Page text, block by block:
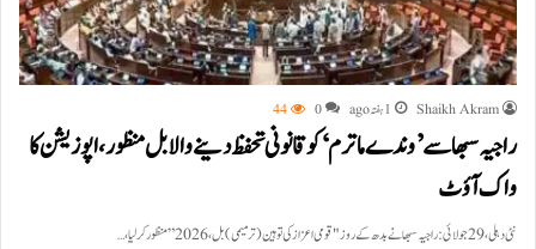
Shaikh Akram 1 ہفتہ ago 0
44
راجیہ سبھا سے ’وندے ماترم‘ کو قانونی تحفظ دینے والا بل منظور، اپوزیشن کا
واک آؤٹ
نئی دہلی، 29 جولائی: راجیہ سبھا نے بدھ کے روز "قومی اعزاز کی توہین (ترمیمی) بل، 2026” منظور کر لیا،…